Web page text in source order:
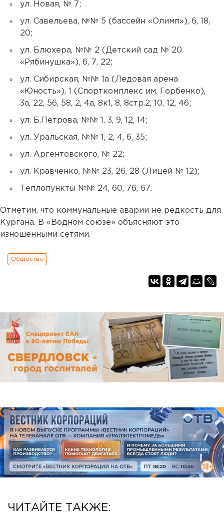
ул. Новая, № 7;
ул. Савельева, №№ 5 (бассейн «Олимп»), 6, 18,
20;
ул. Блюхера, №№ 2 (Детский сад № 20
«Рябинушка»), 6, 7, 22;
ул. Сибирская, №№ 1а (Ледовая арена
«Юность»), 1 (Спорткомплекс им. Горбенко),
3а, 22, 56, 58, 2, 4а, 8к1, 8, 8стр.2, 10, 12, 46;
ул. Б.Петрова, №№ 1, 3, 9, 12, 14;
ул. Уральская, №№ 1, 2, 4, 6, 35;
ул. Аргентовского, № 22;
ул. Кравченко, №№ 23, 26, 28 (Лицей № 12);
Теплопункты №№ 24, 60, 76, 67.
Отметим, что коммунальные аварии не редкость для
Кургана. В «Водном союзе» объясняют это
изношенными сетями.
Общество
ЧИТАЙТЕ ТАКЖЕ: